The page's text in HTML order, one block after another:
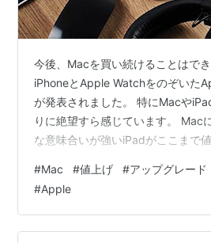
今後、Macを買い続けることはでき
iPhoneとApple Watchをのぞいた
が発表されました。 特にMacや
りに絶望すら感じています。 Mac
な意味合いが強いiPadがここまで
ます。あるいは、下位グレードに
モデルはほとんど売れない…とか。
となるでしょうが、それにしても
格を念頭においてこれまで購入を
#Mac #値上げ #アップグレード
#Apple